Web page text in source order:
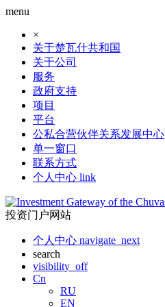
menu
×
关于楚瓦什共和国
关于公司
服务
政府支持
项目
平台
公私合营伙伴关系发展中心
单一窗口
联系方式
个人中心 link
投资门户网站
个人中心 navigate_next
search
visibility_off
Cn
RU
EN